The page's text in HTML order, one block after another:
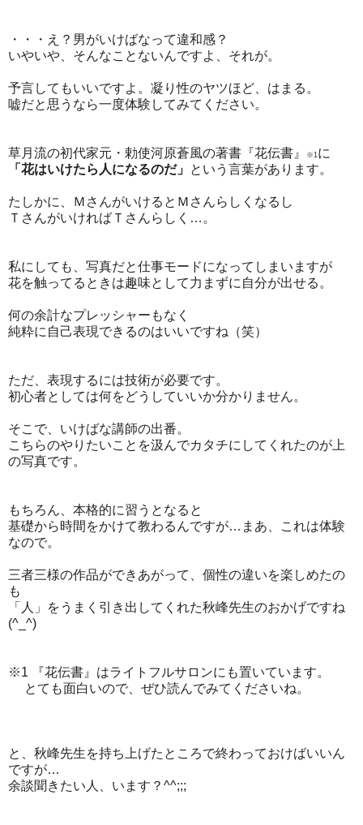
・・・え？男がいけばなって違和感？
いやいや、そんなことないんですよ、それが。
予言してもいいですよ。凝り性のヤツほど、はまる。
嘘だと思うなら一度体験してみてください。
草月流の初代家元・勅使河原蒼風の著書『花伝書』 ※1 に
「花はいけたら人になるのだ」 という言葉があります。
たしかに、ＭさんがいけるとＭさんらしくなるし
ＴさんがいければＴさんらしく…。
私にしても、写真だと仕事モードになってしまいますが
花を触ってるときは趣味として力まずに自分が出せる。
何の余計なプレッシャーもなく
純粋に自己表現できるのはいいですね（笑）
ただ、表現するには技術が必要です。
初心者としては何をどうしていいか分かりません。
そこで、いけばな講師の出番。
こちらのやりたいことを汲んでカタチにしてくれたのが上
の写真です。
もちろん、本格的に習うとなると
基礎から時間をかけて教わるんですが…まあ、これは体験
なので。
三者三様の作品ができあがって、個性の違いを楽しめたの
も
「人」をうまく引き出してくれた秋峰先生のおかげですね
(^_^)
※1 『花伝書』はライトフルサロンにも置いています。
とても面白いので、ぜひ読んでみてくださいね。
と、秋峰先生を持ち上げたところで終わっておけばいいん
ですが…
余談聞きたい人、います？^^;;;